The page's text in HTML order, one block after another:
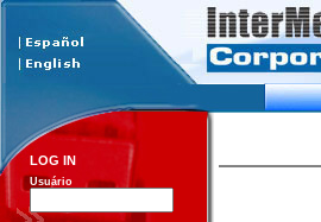
LOG IN
Usuário